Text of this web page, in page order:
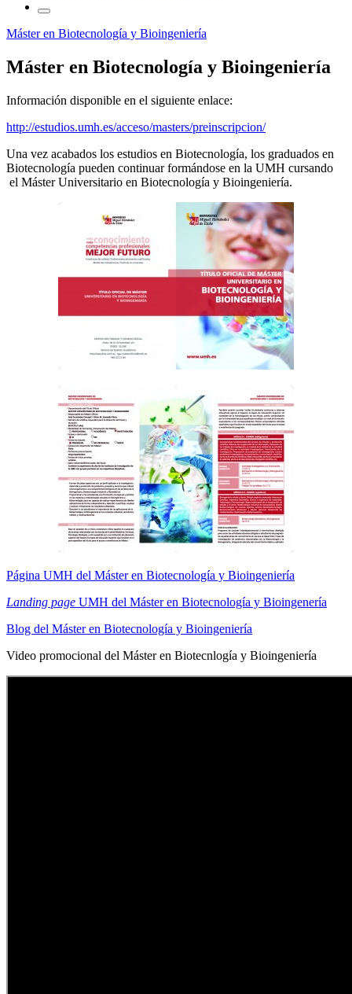
Máster en Biotecnología y Bioingeniería
Máster en Biotecnología y Bioingeniería
Información disponible en el siguiente enlace:
http://estudios.umh.es/acceso/masters/preinscripcion/
Una vez acabados los estudios en Biotecnología, los graduados en
Biotecnología pueden continuar formándose en la UMH cursando
el Máster Universitario en Biotecnología y Bioingeniería.
Página UMH del Máster en Biotecnología y Bioingeniería
Landing page UMH del Máster en Biotecnología y Bioingenería
Blog del Máster en Biotecnología y Bioingeniería
Video promocional del Máster en Biotecnlogía y Bioingeniería